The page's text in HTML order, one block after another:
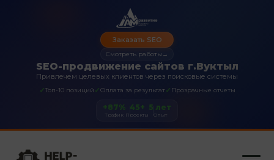
SEO-продвижение сайтов г.Вуктыл
Привлечем целевых клиентов через поисковые системы
✓Топ-10 позиций ✓Оплата за результат✓ Прозрачные отчеты
Заказать SEO
Смотреть работы →
+87%
Трафик
45+
Проекты
5 лет
Опыт